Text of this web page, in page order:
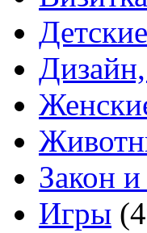
Детские
Закон
Игры